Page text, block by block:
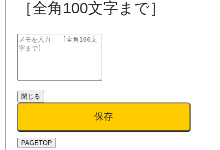
［全角100文字まで］
閉じる
保存
PAGETOP